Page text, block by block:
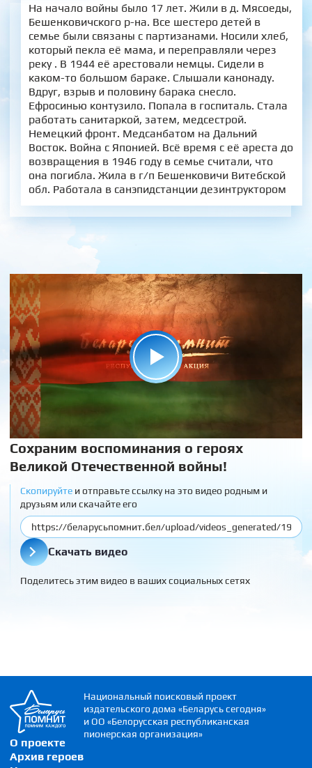
На начало войны было 17 лет. Жили в д. Мясоеды,
Бешенковичского р-на. Все шестеро детей в
семье были связаны с партизанами. Носили хлеб,
который пекла её мама, и переправляли через
реку . В 1944 её арестовали немцы. Сидели в
каком-то большом бараке. Слышали канонаду.
Вдруг, взрыв и половину барака снесло.
Ефросинью контузило. Попала в госпиталь. Стала
работать санитаркой, затем, медсестрой.
Немецкий фронт. Медсанбатом на Дальний
Восток. Война с Японией. Всё время с её ареста до
возвращения в 1946 году в семье считали, что
она погибла. Жила в г/п Бешенковичи Витебской
обл. Работала в санэпидстанции дезинтруктором
Сохраним воспоминания о героях
Великой Отечественной войны!
Скопируйтеи отправьте ссылку на это видео родным и
друзьям или скачайте его
Скачать видео
Поделитесь этим видео в ваших социальных сетях
О проекте
Архив героев
Национальный поисковый проект
издательского дома «Беларусь сегодня»
и ОО «Белорусская республиканская
пионерская организация»